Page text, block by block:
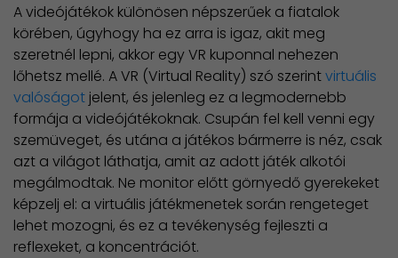
A videójátékok különösen népszerűek a fiatalok
körében, úgyhogy ha ez arra is igaz, akit meg
szeretnél lepni, akkor egy VR kuponnal nehezen
lőhetsz mellé. A VR (Virtual Reality) szó szerintvirtuális
valóságot jelent, és jelenleg ez a legmodernebb
formája a videójátékoknak. Csupán fel kell venni egy
szemüveget, és utána a játékos bármerre is néz, csak
azt a világot láthatja, amit az adott játék alkotói
megálmodtak. Ne monitor előtt görnyedő gyerekeket
képzelj el: a virtuális játékmenetek során rengeteget
lehet mozogni, és ez a tevékenység fejleszti a
reflexeket, a koncentrációt.